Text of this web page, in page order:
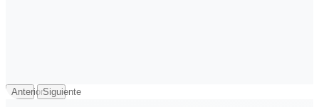
AnteriorSiguiente